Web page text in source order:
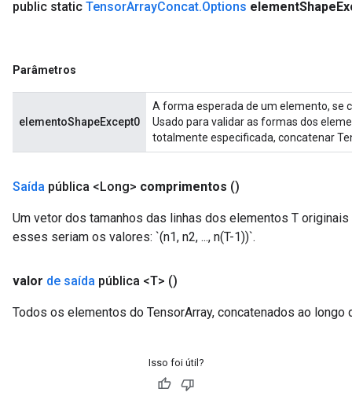
public static TensorArrayConcat.Options elementShape
Parâmetros
elementoShapeExcept0
A forma esperada de um elemento, se
Usado para validar as formas dos
totalmente especificada, concatenar
Saída pública <Long> comprimentos ()
Um vetor dos tamanhos das linhas dos elementos T
esses seriam os valores: `(n1, n2, ..., n(T-1))`.
valor de saída pública <T> ()
Todos os elementos do TensorArray, concatenados ao longo
Isso foi útil?